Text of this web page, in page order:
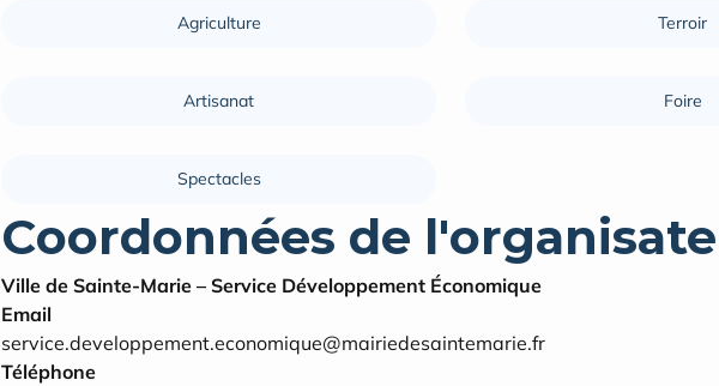
Agriculture Terroir
Artisanat Foire
Spectacles
Coordonnées de
Ville de Sainte-Marie – Service Développement Économique
Email
service.developpement.economique@mairiedesaintemarie.fr
Téléphone